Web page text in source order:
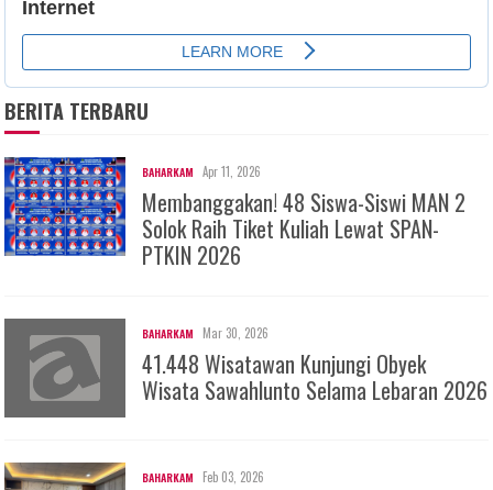
BERITA TERBARU
BAHARKAM Apr 11, 2026
Membanggakan! 48 Siswa-Siswi MAN 2
Solok Raih Tiket Kuliah Lewat SPAN-
PTKIN 2026
BAHARKAM Mar 30, 2026
41.448 Wisatawan Kunjungi Obyek
Wisata Sawahlunto Selama Lebaran 2026
BAHARKAM Feb 03, 2026